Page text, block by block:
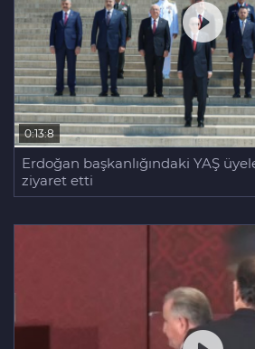
0:13:8
Erdoğan başkanlığındaki YAŞ
ziyaret etti